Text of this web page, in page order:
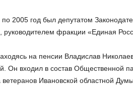
2005 год был депутатом
руководителем фракции «Единая
на пенсии Владислав
Он входил в состав Общественной
ветеранов Ивановской областной Думы.